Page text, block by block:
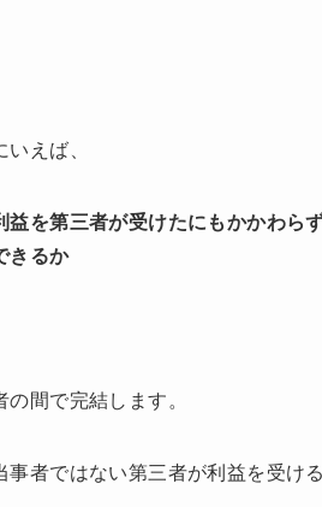
えば、
益を第三者が受けたにもかかわら
きるか
間で完結します。
事者ではない第三者が利益を受け